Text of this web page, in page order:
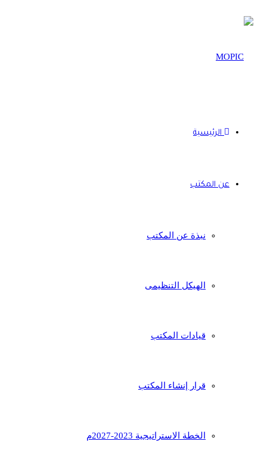
الرئيسية
عن المكتب
نبذة عن المكتب
الهيكل التنظيمى
قيادات المكتب
قرار إنشاء المكتب
الخطة الاستراتيجية 2023-2027م